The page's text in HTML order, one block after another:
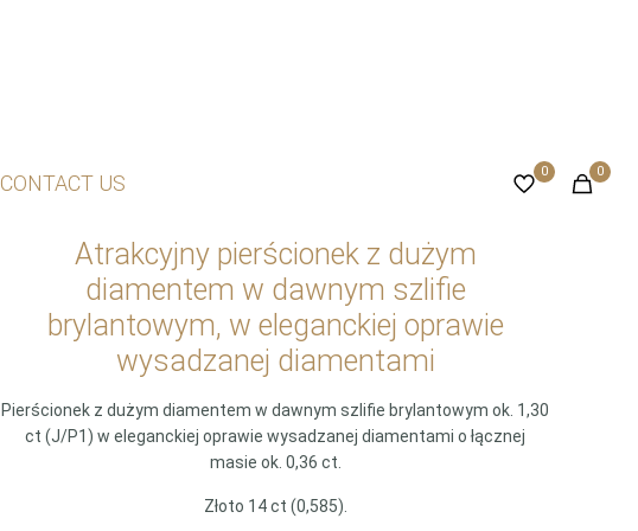
CONTACT US 0 0
Atrakcyjny pierścionek z dużym
diamentem w dawnym szlifie
brylantowym, w eleganckiej oprawie
wysadzanej diamentami
Pierścionek z dużym diamentem w dawnym szlifie brylantowym ok. 1,30
ct (J/P1) w eleganckiej oprawie wysadzanej diamentami o łącznej
masie ok. 0,36 ct.
Złoto 14 ct (0,585).